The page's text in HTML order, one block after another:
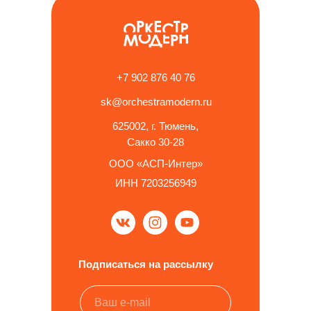
ООО «АСП-Интер»
ИНН 7203256949
sk@orchestramodern.ru
+7 902 876 40 76
625002, г. Тюмень,
Сакко 30-28
Подписаться на рассылку